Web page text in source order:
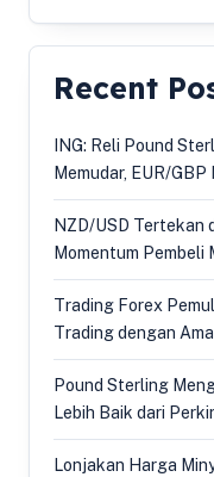
Recent
ING: Reli Pound
Memudar, EUR/
NZD/USD Tertekan
Momentum Pembeli
Trading Forex
Trading dengan
Pound Sterling
Lebih Baik dari
Lonjakan Harga